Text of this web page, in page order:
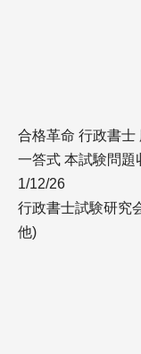
合格革命 行政書士
一答式 本試験問題
1/12/26
行政書士試験研究
他)